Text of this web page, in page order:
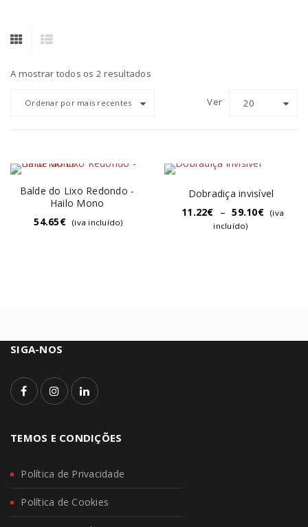
A mostrar todos os 2 resultados
Ordenar por mais recentes Ver 20
Balde do Lixo Redondo -
Hailo Mono
54.65€ (iva incluído)
Dobradiça invisível
11.22€ – 59.10€
(iva
incluído)
SIGA-NOS
TEMOS E CONDIÇÕES
Política de Privacidade
Política de Cookies